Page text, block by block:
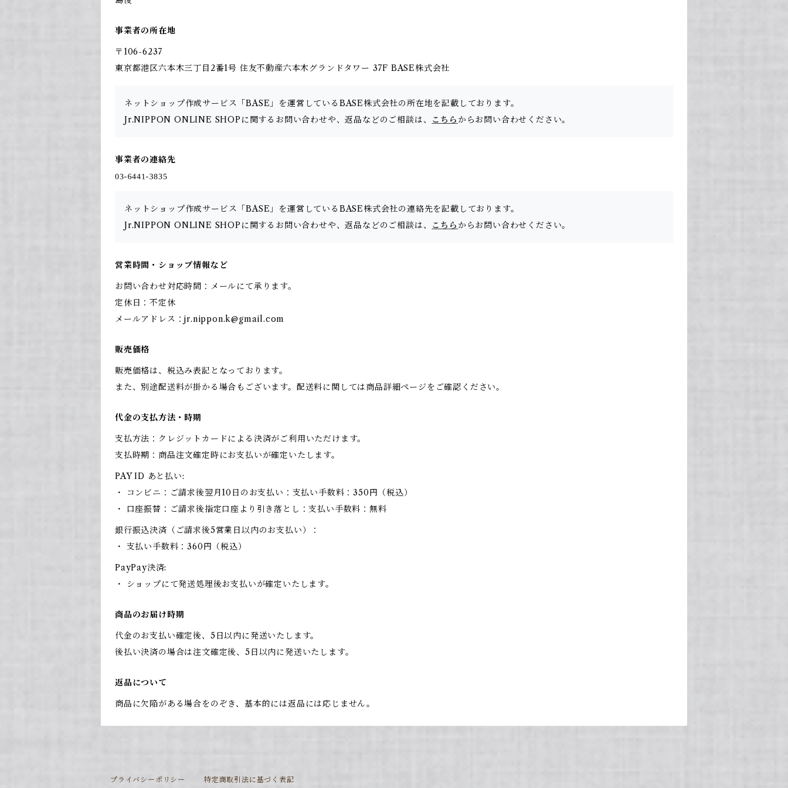
事業者の所在地
〒106-6237
東京都港区六本木三丁目2番1号 住友不動産六本木グランドタワー 37F BASE株式会社
ネットショップ作成サービス「BASE」を運営しているBASE株式会社の所在地を記載しております。
Jr.NIPPON ONLINE SHOPに関するお問い合わせや、返品などのご相談は、 こちら からお問い合わせください。
事業者の連絡先
ネットショップ作成サービス「BASE」を運営しているBASE株式会社の連絡先を記載しております。
Jr.NIPPON ONLINE SHOPに関するお問い合わせや、返品などのご相談は、 こちら からお問い合わせください。
営業時間・ショップ情報など
お問い合わせ対応時間：メールにて承ります。
定休日：不定休
メールアドレス：jr.nippon.k@gmail.com
販売価格
販売価格は、税込み表記となっております。
また、別途配送料が掛かる場合もございます。配送料に関しては商品詳細ページをご確認ください。
代金の支払方法・時期
支払方法：クレジットカードによる決済がご利用いただけます。
支払時期：商品注文確定時にお支払いが確定いたします。
PAY ID あと払い:
・ コンビニ：ご請求後翌月10日のお支払い：支払い手数料：350円（税込）
・ 口座振替：ご請求後指定口座より引き落とし：支払い手数料：無料
銀行振込決済（ご請求後5営業日以内のお支払い）：
・ 支払い手数料：360円（税込）
PayPay決済:
・ ショップにて発送処理後お支払いが確定いたします。
商品のお届け時期
代金のお支払い確定後、5日以内に発送いたします。
後払い決済の場合は注文確定後、5日以内に発送いたします。
返品について
商品に欠陥がある場合をのぞき、基本的には返品には応じません。
プライバシーポリシー 特定商取引法に基づく表記